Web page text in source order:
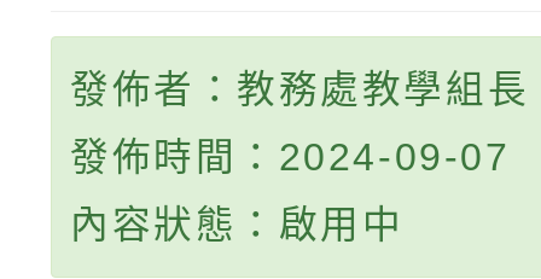
發佈者：教務處教學組長
發佈時間：2024-09-07
內容狀態：啟用中